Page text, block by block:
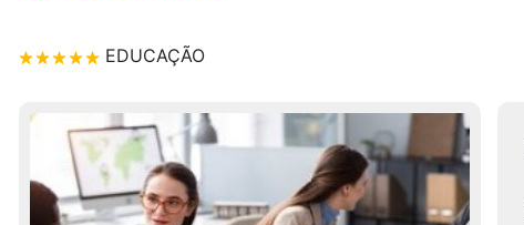
EDUCAÇÃO